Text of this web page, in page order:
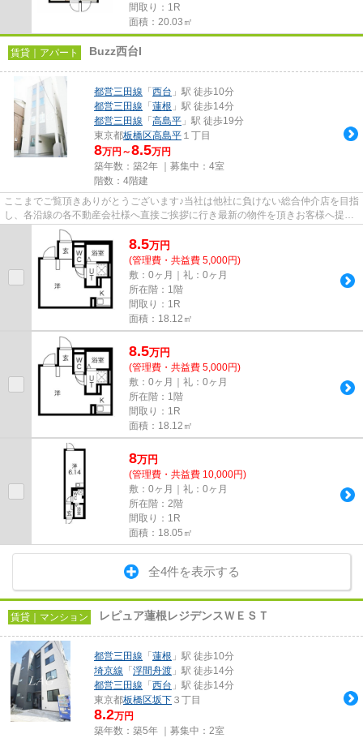
間取り：1R
面積：20.03㎡
賃貸｜アパート Buzz西台I
都営三田線 「 西台 」駅 徒歩10分
都営三田線 「 蓮根 」駅 徒歩14分
都営三田線 「 高島平 」駅 徒歩19分
東京都板橋区高島平 １丁目
8万円～8.5万円
築年数：築2年 ｜募集中： 4室
階数：4階建
ここまでご覧頂きありがとうございます♪当社は他社に負けない総合仲介店を目指
し、各沿線の各不動産会社様へ直接ご挨拶に行き最新の物件を頂きお客様へ提供
しております！最新の情報は...
8.5万円
(管理費・共益費 5,000円)
敷：0ヶ月｜礼：0ヶ月
所在階：1階
間取り：1R
面積：18.12㎡
8.5万円
(管理費・共益費 5,000円)
敷：0ヶ月｜礼：0ヶ月
所在階：1階
間取り：1R
面積：18.12㎡
8万円
(管理費・共益費 10,000円)
敷：0ヶ月｜礼：0ヶ月
所在階：2階
間取り：1R
面積：18.05㎡
全4件を表示する
賃貸｜マンション レピュア蓮根レジデンスＷＥＳＴ
都営三田線 「 蓮根 」駅 徒歩10分
埼京線 「 浮間舟渡 」駅 徒歩14分
都営三田線 「 西台 」駅 徒歩14分
東京都板橋区坂下 ３丁目
8.2万円
築年数：築5年 ｜募集中： 2室